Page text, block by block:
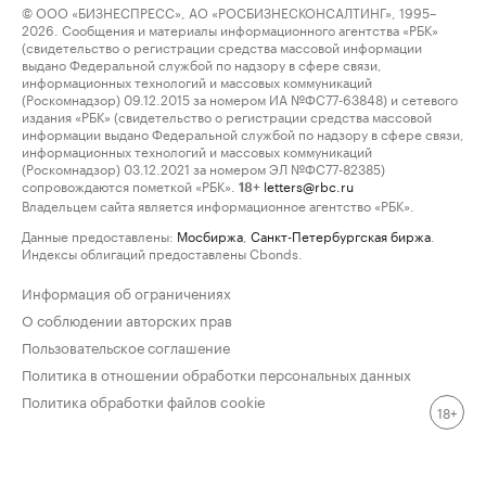
© ООО «БИЗНЕСПРЕСС», АО «РОСБИЗНЕСКОНСАЛТИНГ», 1995–
2026. Сообщения и материалы информационного агентства «РБК»
(свидетельство о регистрации средства массовой информации
выдано Федеральной службой по надзору в сфере связи,
информационных технологий и массовых коммуникаций
(Роскомнадзор) 09.12.2015 за номером ИА №ФС77-63848) и сетевого
издания «РБК» (свидетельство о регистрации средства массовой
информации выдано Федеральной службой по надзору в сфере связи,
информационных технологий и массовых коммуникаций
(Роскомнадзор) 03.12.2021 за номером ЭЛ №ФС77-82385)
сопровождаются пометкой «РБК».
18+ letters@rbc.ru
Владельцем сайта является информационное агентство «РБК».
Данные предоставлены: Мосбиржа Санкт-Петербургская биржа
Индексы облигаций предоставлены Cbonds.
Информация об ограничениях
О соблюдении авторских прав
Пользовательское соглашение
Политика в отношении обработки персональных данных
Политика обработки файлов cookie
18+